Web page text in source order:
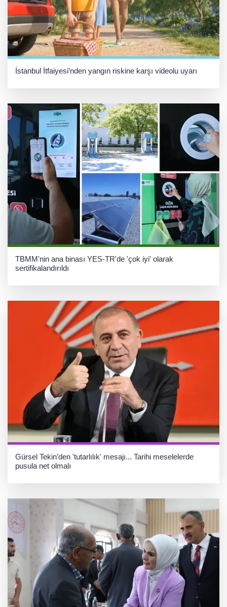
İstanbul İtfaiyesi’nden yangın riskine karşı videolu uyarı
TBMM'nin ana binası YES-TR'de 'çok iyi' olarak
sertifikalandırıldı
Gürsel Tekin’den 'tutarlılık' mesajı... Tarihi meselelerde
pusula net olmalı